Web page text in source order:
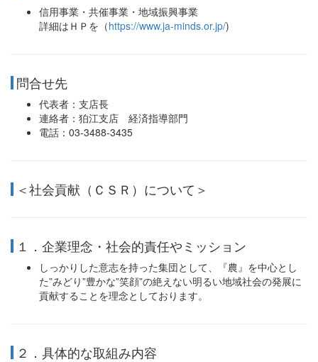
信用事業・共催事業・地域振興事業
詳細はＨＰを（https://www.ja-minds.or.jp/)
問合せ先
代表者：支店長
連絡者：狛江支店 経済指導部門
電話：03-3488-3435
＜社会貢献（ＣＳＲ）について＞
１．企業理念・社会的責任やミッション
しっかりした意志を持った集団として、『農』を中心とし
た”みどり”豊かな”笑顔”の絶えない明るい地域社会の発展に
貢献することを理念としております。
２．具体的な取組み内容